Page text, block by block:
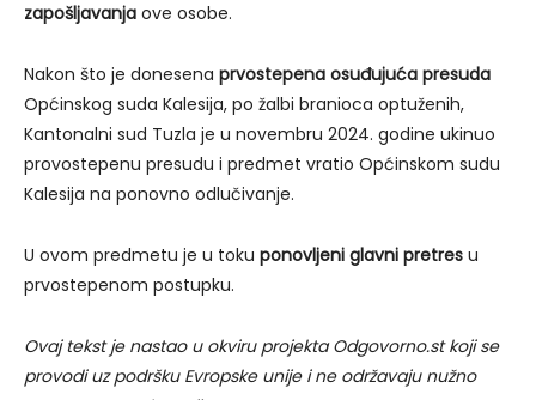
zapošljavanja ove osobe.
Nakon što je donesena prvostepena osuđujuća presuda
Općinskog suda Kalesija, po žalbi branioca optuženih,
Kantonalni sud Tuzla je u novembru 2024. godine ukinuo
provostepenu presudu i predmet vratio Općinskom sudu
Kalesija na ponovno odlučivanje.
U ovom predmetu je u toku ponovljeni glavni pretres u
prvostepenom postupku.
Ovaj tekst je nastao u okviru projekta Odgovorno.st koji se
provodi uz podršku Evropske unije i ne održavaju nužno